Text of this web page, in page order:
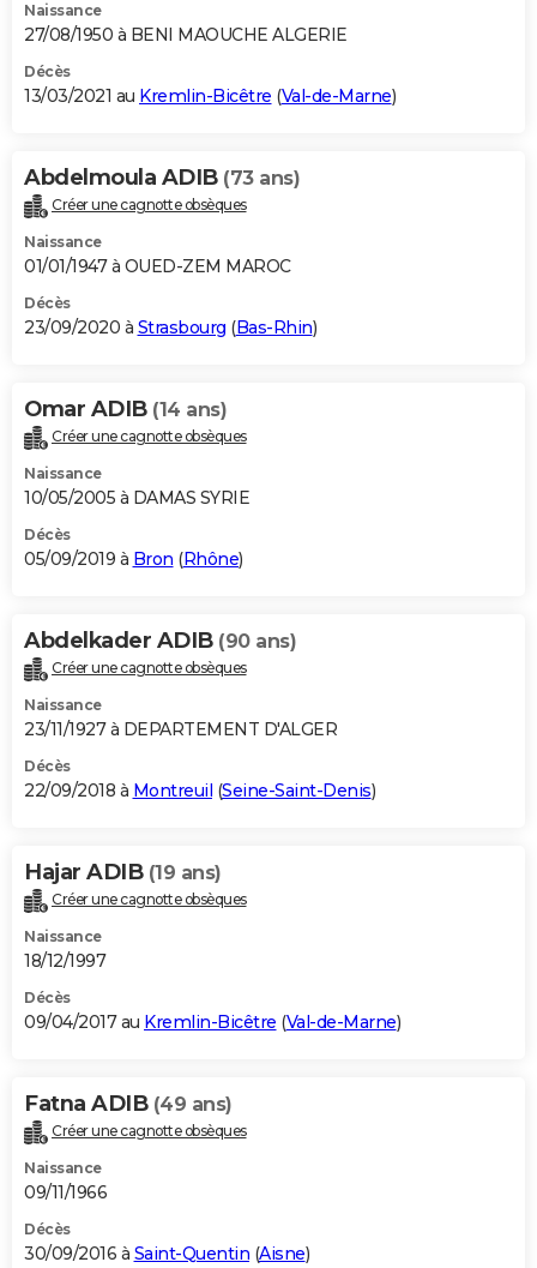
Naissance
27/08/1950 à BENI MAOUCHE ALGERIE
Décès
13/03/2021 au Kremlin-Bicêtre (Val-de-Marne)
Abdelmoula ADIB (73 ans)
Créer une cagnotte obsèques
Naissance
01/01/1947 à OUED-ZEM MAROC
Décès
23/09/2020 à Strasbourg (Bas-Rhin)
Omar ADIB (14 ans)
Créer une cagnotte obsèques
Naissance
10/05/2005 à DAMAS SYRIE
Décès
05/09/2019 à Bron (Rhône)
Abdelkader ADIB (90 ans)
Créer une cagnotte obsèques
Naissance
23/11/1927 à DEPARTEMENT D'ALGER
Décès
22/09/2018 à Montreuil (Seine-Saint-Denis)
Hajar ADIB (19 ans)
Créer une cagnotte obsèques
Naissance
18/12/1997
Décès
09/04/2017 au Kremlin-Bicêtre (Val-de-Marne)
Fatna ADIB (49 ans)
Créer une cagnotte obsèques
Naissance
09/11/1966
Décès
30/09/2016 à Saint-Quentin (Aisne)